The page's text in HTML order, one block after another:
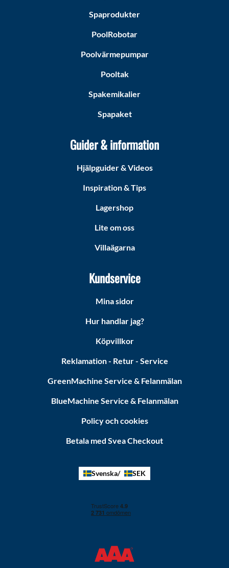
Spaprodukter
PoolRobotar
Poolvärmepumpar
Pooltak
Spakemikalier
Spapaket
Guider & information
Hjälpguider & Videos
Inspiration & Tips
Lagershop
Lite om oss
Villaägarna
Kundservice
Mina sidor
Hur handlar jag?
Köpvillkor
Reklamation - Retur - Service
GreenMachine Service & Felanmälan
BlueMachine Service & Felanmälan
Policy och cookies
Betala med Svea Checkout
Svenska SEK